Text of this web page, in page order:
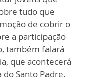
tudo que
de cobrir o
a participação
também falará
que acontecerá
Santo Padre.